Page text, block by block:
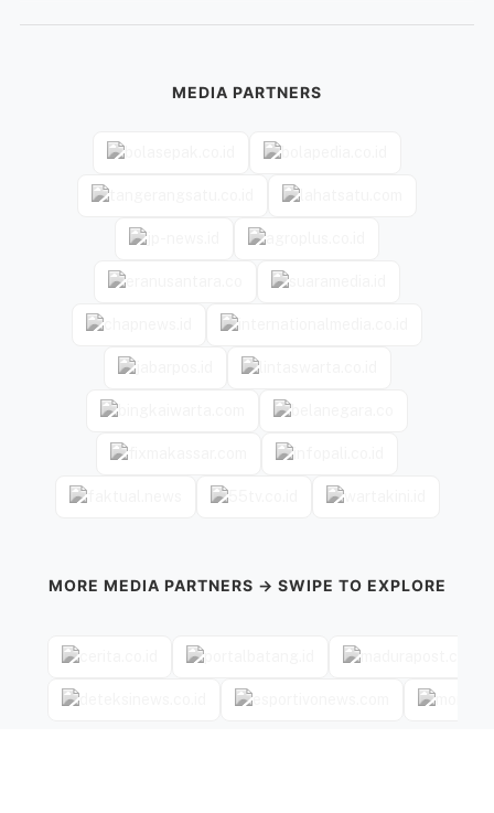
MEDIA PARTNERS
MORE MEDIA PARTNERS → SWIPE TO EXPLORE